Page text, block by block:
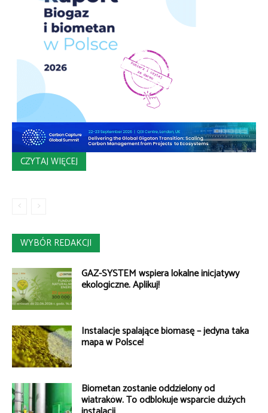
CZYTAJ WIĘCEJ
WYBÓR REDAKCJI
GAZ-SYSTEM wspiera lokalne inicjatywy
ekologiczne. Aplikuj!
Instalacje spalające biomasę – jedyna taka
mapa w Polsce!
Biometan zostanie oddzielony od
wiatraków. To odblokuje wsparcie dużych